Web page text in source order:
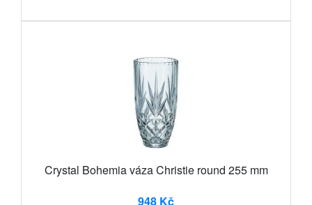
Crystal Bohemia váza Christie round 255 mm
948 Kč